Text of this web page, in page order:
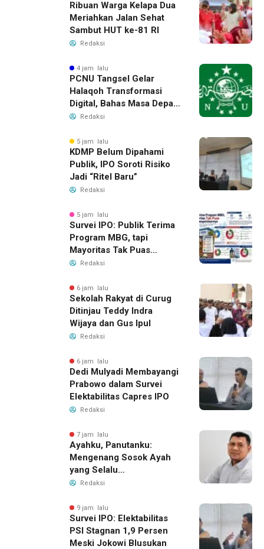
Ribuan Warga Kelapa Dua
Meriahkan Jalan Sehat
Sambut HUT ke-81 RI
Redaksi
4 jam lalu
PCNU Tangsel Gelar
Halaqoh Transformasi
Digital, Bahas Masa Depan
NU di Era Disrupsi
Redaksi
5 jam lalu
KDMP Belum Dipahami
Publik, IPO Soroti Risiko
Jadi “Ritel Baru”
Redaksi
5 jam lalu
Survei IPO: Publik Terima
Program MBG, tapi
Mayoritas Tak Puas
dengan Pengelolaannya
Redaksi
6 jam lalu
Sekolah Rakyat di Curug
Ditinjau Teddy Indra
Wijaya dan Gus Ipul
Redaksi
6 jam lalu
Dedi Mulyadi Membayangi
Prabowo dalam Survei
Elektabilitas Capres IPO
Redaksi
7 jam lalu
Ayahku, Panutanku:
Mengenang Sosok Ayah
yang Selalu
Membersamaiku
Redaksi
9 jam lalu
Survei IPO: Elektabilitas
PSI Stagnan 1,9 Persen
Meski Jokowi Blusukan